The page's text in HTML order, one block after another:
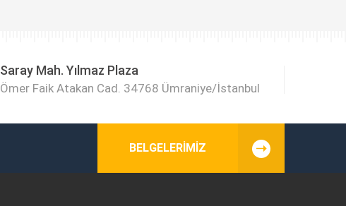
Saray Mah. Yılmaz Plaza
Ömer Faik Atakan Cad. 34768 Ümraniye/İstanbul
BELGELERIMIZ